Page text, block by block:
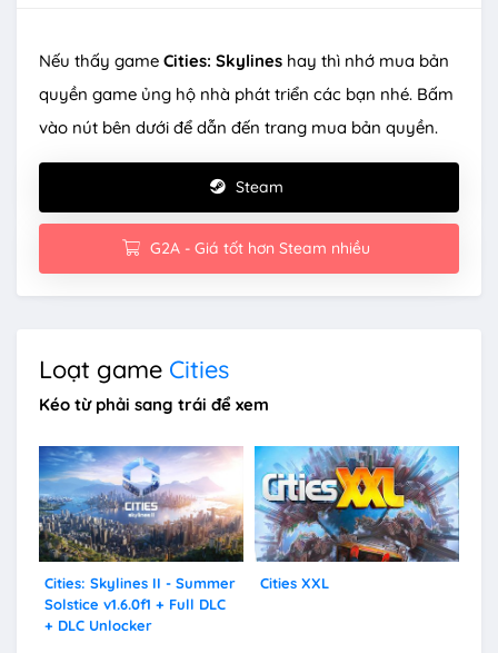
Nếu thấy game Cities: Skylines hay thì nhớ mua bản
quyền game ủng hộ nhà phát triển các bạn nhé. Bấm
vào nút bên dưới để dẫn đến trang mua bản quyền.
Steam
G2A - Giá tốt hơn Steam nhiều
Loạt game Cities
Kéo từ phải sang trái để xem
Cities: Skylines II - Summer
Solstice v1.6.0f1 + Full DLC
+ DLC Unlocker
Cities XXL